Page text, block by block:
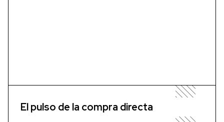
El pulso de la compra directa